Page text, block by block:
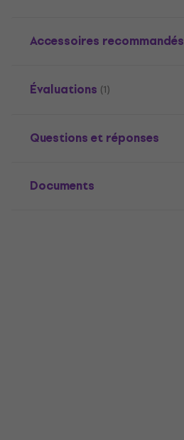
Accessoires recommandés
Évaluations (1)
Questions et réponses
Documents